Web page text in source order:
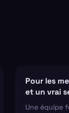
Pour les
et un vrai
Une équipe